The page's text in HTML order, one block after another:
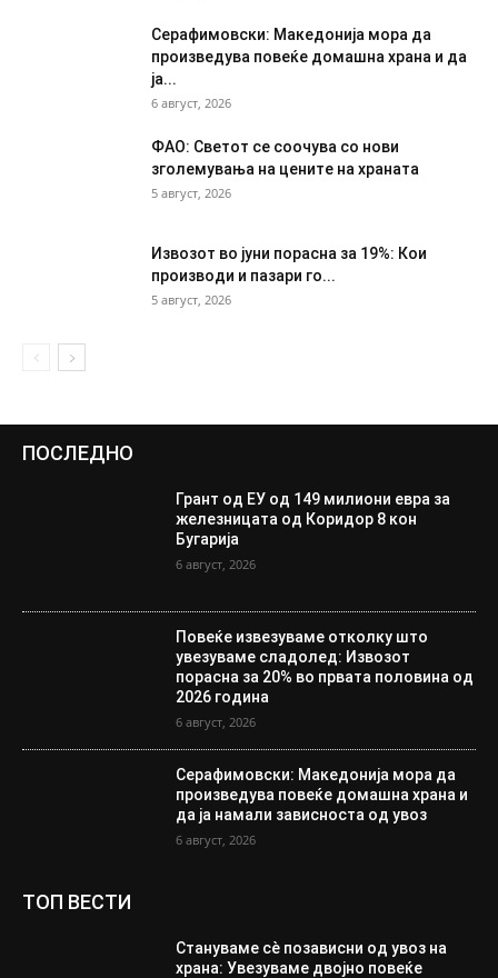
Серафимовски: Македонија мора да
произведува повеќе домашна храна и да
ја...
6 август, 2026
ФАО: Светот се соочува со нови
зголемувања на цените на храната
5 август, 2026
Извозот во јуни порасна за 19%: Кои
производи и пазари го...
5 август, 2026
ПОСЛЕДНО
Грант од ЕУ од 149 милиони евра за
железницата од Коридор 8 кон
Бугарија
6 август, 2026
Повеќе извезуваме отколку што
увезуваме сладолед: Извозот
порасна за 20% во првата половина од
2026 година
6 август, 2026
Серафимовски: Македонија мора да
произведува повеќе домашна храна и
да ја намали зависноста од увоз
6 август, 2026
ТОП ВЕСТИ
Стануваме сè позависни од увоз на
храна: Увезуваме двојно повеќе